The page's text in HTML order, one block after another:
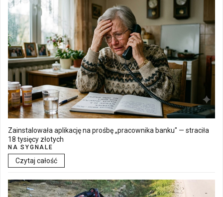
Zainstalowała aplikację na prośbę „pracownika banku" — straciła
18 tysięcy złotych
NA SYGNALE
Czytaj całość